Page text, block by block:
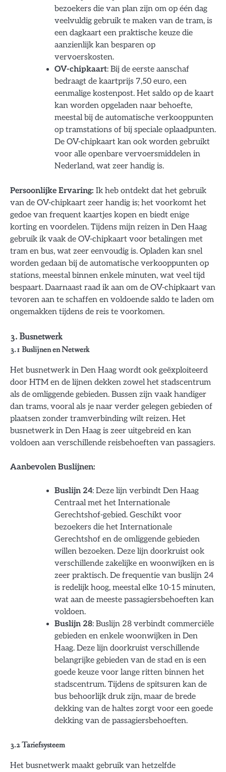
bezoekers die van plan zijn om op één dag
veelvuldig gebruik te maken van de tram, is
een dagkaart een praktische keuze die
aanzienlijk kan besparen op
vervoerskosten.
OV-chipkaart: Bij de eerste aanschaf
bedraagt de kaartprijs 7,50 euro, een
eenmalige kostenpost. Het saldo op de kaart
kan worden opgeladen naar behoefte,
meestal bij de automatische verkooppunten
op tramstations of bij speciale oplaadpunten.
De OV-chipkaart kan ook worden gebruikt
voor alle openbare vervoersmiddelen in
Nederland, wat zeer handig is.
Persoonlijke Ervaring: Ik heb ontdekt dat het gebruik
van de OV-chipkaart zeer handig is; het voorkomt het
gedoe van frequent kaartjes kopen en biedt enige
korting en voordelen. Tijdens mijn reizen in Den Haag
gebruik ik vaak de OV-chipkaart voor betalingen met
tram en bus, wat zeer eenvoudig is. Opladen kan snel
worden gedaan bij de automatische verkooppunten op
stations, meestal binnen enkele minuten, wat veel tijd
bespaart. Daarnaast raad ik aan om de OV-chipkaart van
tevoren aan te schaffen en voldoende saldo te laden om
ongemakken tijdens de reis te voorkomen.
3. Busnetwerk
3.1 Buslijnen en Netwerk
Het busnetwerk in Den Haag wordt ook geëxploiteerd
door HTM en de lijnen dekken zowel het stadscentrum
als de omliggende gebieden. Bussen zijn vaak handiger
dan trams, vooral als je naar verder gelegen gebieden of
plaatsen zonder tramverbinding wilt reizen. Het
busnetwerk in Den Haag is zeer uitgebreid en kan
voldoen aan verschillende reisbehoeften van passagiers.
Aanbevolen Buslijnen:
Buslijn 24: Deze lijn verbindt Den Haag
Centraal met het Internationale
Gerechtshof-gebied. Geschikt voor
bezoekers die het Internationale
Gerechtshof en de omliggende gebieden
willen bezoeken. Deze lijn doorkruist ook
verschillende zakelijke en woonwijken en is
zeer praktisch. De frequentie van buslijn 24
is redelijk hoog, meestal elke 10-15 minuten,
wat aan de meeste passagiersbehoeften kan
voldoen.
Buslijn 28: Buslijn 28 verbindt commerciële
gebieden en enkele woonwijken in Den
Haag. Deze lijn doorkruist verschillende
belangrijke gebieden van de stad en is een
goede keuze voor lange ritten binnen het
stadscentrum. Tijdens de spitsuren kan de
bus behoorlijk druk zijn, maar de brede
dekking van de haltes zorgt voor een goede
dekking van de passagiersbehoeften.
3.2 Tariefsysteem
Het busnetwerk maakt gebruik van hetzelfde